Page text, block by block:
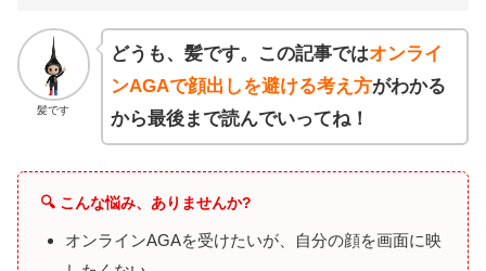
髪です
どうも、髪です。この記事ではオンライ
ンAGAで顔出しを避ける考え方がわかる
から最後まで読んでいってね！
🔍 こんな悩み、ありませんか?
オンラインAGAを受けたいが、自分の顔を画面に映